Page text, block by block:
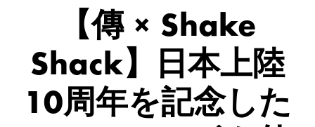
【傳 × Shake
Shack】日本上陸
10周年を記念した